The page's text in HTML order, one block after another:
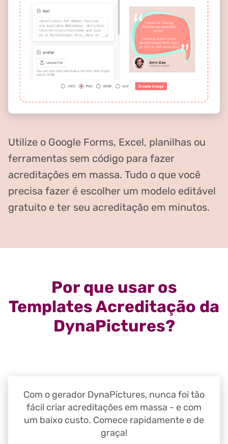
Utilize o Google Forms, Excel, planilhas ou
ferramentas sem código para fazer
acreditações em massa. Tudo o que você
precisa fazer é escolher um modelo editável
gratuito e ter seu acreditação em minutos.
Por que usar os
Templates Acreditação da
DynaPictures?
Com o gerador DynaPictures, nunca foi tão
fácil criar acreditações em massa - e com
um baixo custo. Comece rapidamente e de
graça!